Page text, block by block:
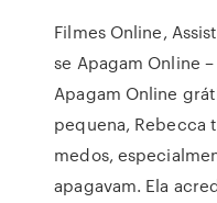
Filmes Online,
se Apagam Online
Apagam Online
pequena, Rebecca
medos,
apagavam. Ela